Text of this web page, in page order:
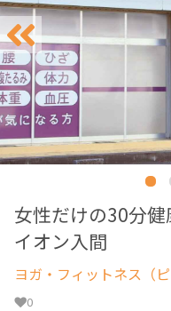
女性だけの30分
イオン入間
ヨガ・フィットネス（ピ
0